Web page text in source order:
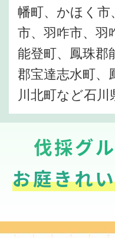
幡町、かほく市
市、羽咋市、羽
能登町、鳳珠郡
郡宝達志水町、
川北町など石川
伐採グ
お庭きれい